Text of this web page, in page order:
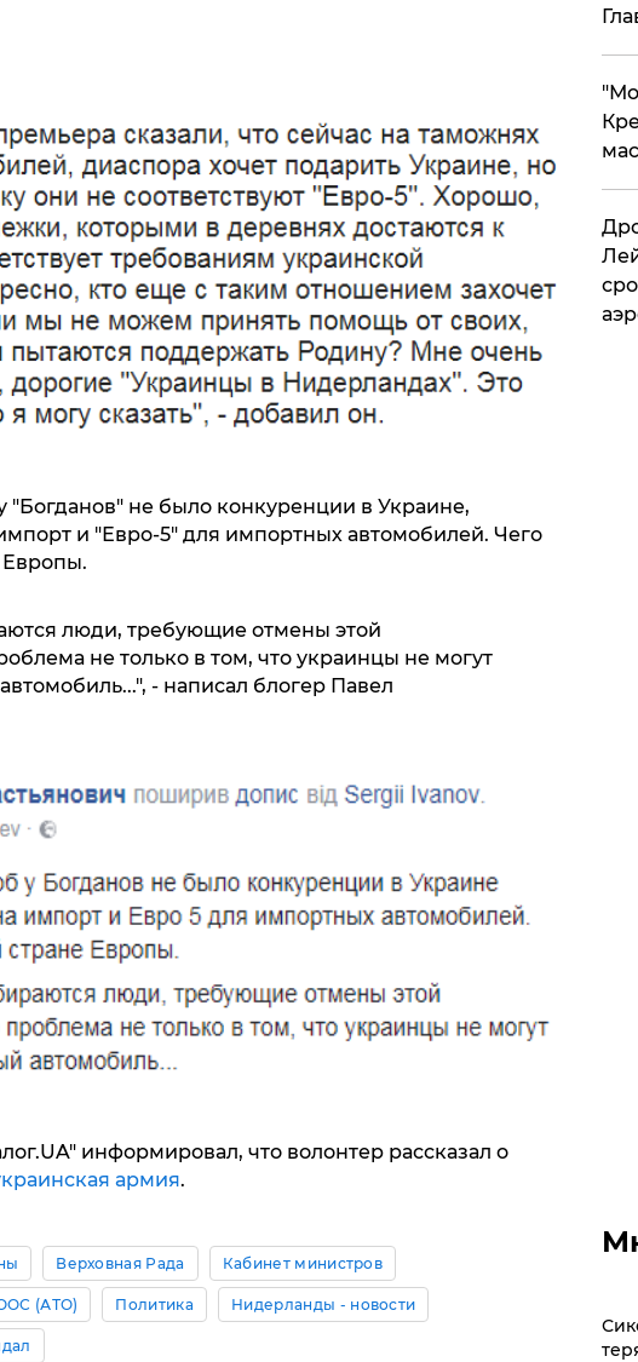
"Богданов" не было конкуренции в Украине,
и "Евро-5" для импортных автомобилей. Чего
Европы.
люди, требующие отмены этой
не только в том, что украинцы не могут
- написал блогер Павел
информировал, что волонтер рассказал о
армия.
Верховная Рада Кабинет министров
(АТО) Политика Нидерланды - новости